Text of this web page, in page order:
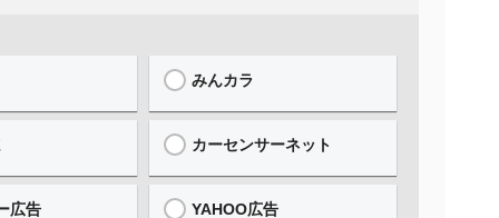
みんカラ
カーセンサーネット
広告 YAHOO広告